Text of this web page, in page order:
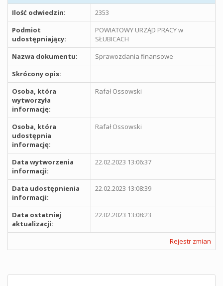
Ilość odwiedzin:
2353
Podmiot
udostępniający:
POWIATOWY URZĄD PRACY w
SŁUBICACH
Nazwa dokumentu:
Sprawozdania finansowe
Skrócony opis:
Osoba, która
wytworzyła
informację:
Rafał Ossowski
Osoba, która
udostępnia
informację:
Rafał Ossowski
Data wytworzenia
informacji:
22.02.2023 13:06:37
Data udostępnienia
informacji:
22.02.2023 13:08:39
Data ostatniej
aktualizacji:
22.02.2023 13:08:23
Rejestr zmian